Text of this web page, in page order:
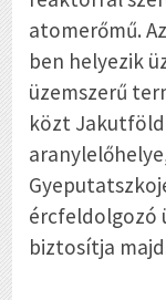
atomerőmű.
ben helyezik
üzemszerű
közt
ércfeldolgozó
biztosítja